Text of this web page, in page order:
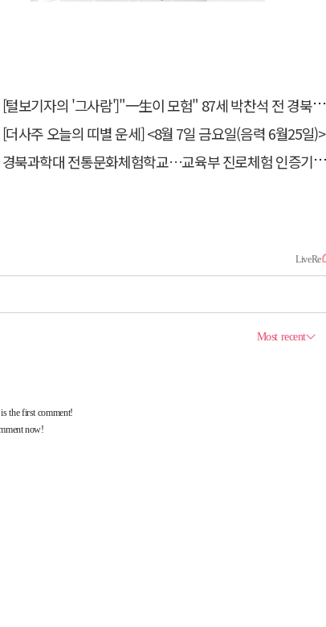
[털보기자의 '그사람']"一生이 모험" 87세 박찬석 전 경북대 총장
[더사주 오늘의 띠별 운세] <8월 7일 금요일(음력 6월25일)>
경북과학대 전통문화체험학교…교육부 진로체험 인증기관 선정